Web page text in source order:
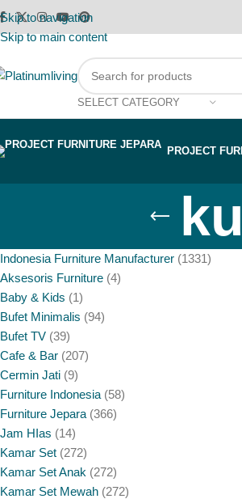
Skip to navigation
Skip to main content
SELECT CATEGORY
PROJECT
Indonesia Furniture Manufacturer 1331
Aksesoris Furniture 4
Baby & Kids 1
Bufet Minimalis 94
Bufet TV 39
Cafe & Bar 207
Cermin Jati 9
Furniture Indonesia 58
Furniture Jepara 366
Jam HIas 14
Kamar Set 272
Kamar Set Anak 272
Kamar Set Mewah 272